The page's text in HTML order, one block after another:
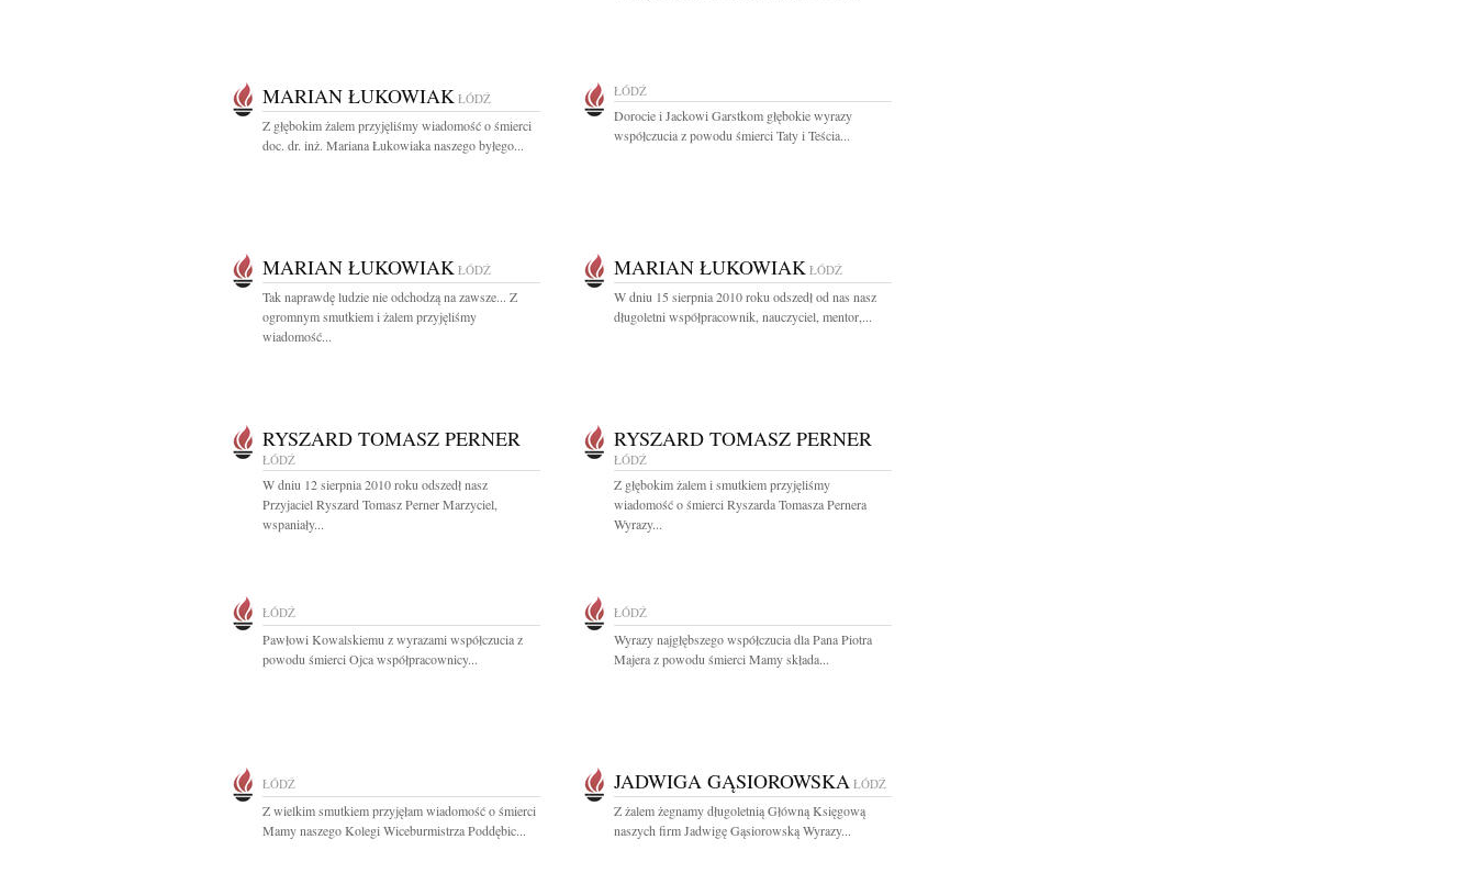
MARIAN ŁUKOWIAK ŁÓDŹ
Z głębokim żalem przyjęliśmy wiadomość o śmierci
doc. dr. inż. Mariana Łukowiaka naszego byłego...
ŁÓDŹ
Dorocie i Jackowi Garstkom głębokie wyrazy
współczucia z powodu śmierci Taty i Teścia...
MARIAN ŁUKOWIAK ŁÓDŹ
Tak naprawdę ludzie nie odchodzą na zawsze... Z
ogromnym smutkiem i żalem przyjęliśmy
wiadomość...
MARIAN ŁUKOWIAK ŁÓDŹ
W dniu 15 sierpnia 2010 roku odszedł od nas nasz
długoletni współpracownik, nauczyciel, mentor,...
RYSZARD TOMASZ PERNER
ŁÓDŹ
W dniu 12 sierpnia 2010 roku odszedł nasz
Przyjaciel Ryszard Tomasz Perner Marzyciel,
wspaniały...
RYSZARD TOMASZ PERNER
ŁÓDŹ
Z głębokim żalem i smutkiem przyjęliśmy
wiadomość o śmierci Ryszarda Tomasza Pernera
Wyrazy...
ŁÓDŹ
Pawłowi Kowalskiemu z wyrazami współczucia z
powodu śmierci Ojca współpracownicy...
ŁÓDŹ
Wyrazy najgłębszego współczucia dla Pana Piotra
Majera z powodu śmierci Mamy składa...
ŁÓDŹ
Z wielkim smutkiem przyjęłam wiadomość o śmierci
Mamy naszego Kolegi Wiceburmistrza Poddębic...
JADWIGA GĄSIOROWSKA ŁÓDŹ
Z żalem żegnamy długoletnią Główną Księgową
naszych firm Jadwigę Gąsiorowską Wyrazy...